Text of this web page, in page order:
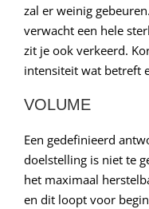
zal er weinig
verwacht een hele
zit je ook verkeerd.
intensiteit wat betreft
VOLUME
Een gedefinieerd
doelstelling is niet te
het maximaal
en dit loopt voor